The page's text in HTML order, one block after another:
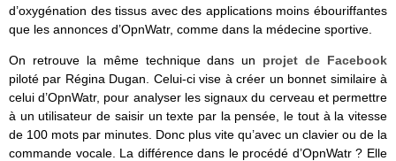
d’oxygénation des tissus avec des applications moins ébouriffantes
que les annonces d’OpnWatr, comme dans la médecine sportive.
On retrouve la même technique dans un projet de Facebook
piloté par Régina Dugan. Celui-ci vise à créer un bonnet similaire à
celui d’OpnWatr, pour analyser les signaux du cerveau et permettre
à un utilisateur de saisir un texte par la pensée, le tout à la vitesse
de 100 mots par minutes. Donc plus vite qu’avec un clavier ou de la
commande vocale. La différence dans le procédé d’OpnWatr ? Elle